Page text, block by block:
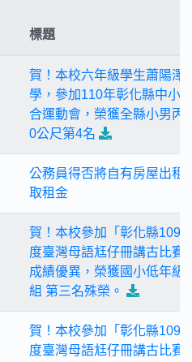
標題
賀！本校六年級學生蕭陽澤
學，參加110年彰化縣中小
合運動會，榮獲全縣小男丙
0公尺第4名
公務員得否將自有房屋出租
取租金
賀！本校參加「彰化縣109
度臺灣母語尪仔冊講古比賽
成績優異，榮獲國小低年級
組 第三名殊榮。
賀！本校參加「彰化縣109
度臺灣母語尪仔冊講古比賽